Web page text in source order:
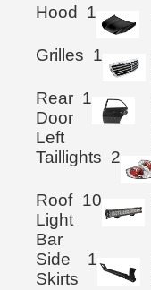
Hood 1
Grilles 1
Rear
Door
Left
1
Taillights 2
Roof
Light
Bar
10
Side
Skirts
1